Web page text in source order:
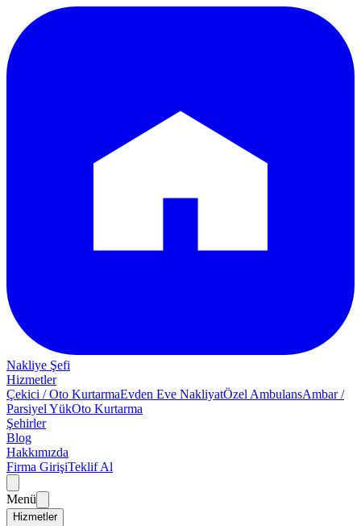
Nakliye Şefi
Hizmetler
Çekici / Oto KurtarmaEvden Eve NakliyatÖzel AmbulansAmbar /
Parsiyel YükOto Kurtarma
Şehirler
Blog
Hakkımızda
Firma GirişiTeklif Al
Menü
Hizmetler